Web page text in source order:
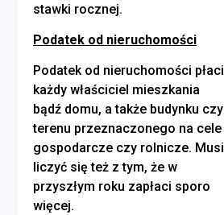
stawki rocznej.
Podatek od nieruchomości
Podatek od nieruchomości płaci
każdy właściciel mieszkania
bądź domu, a także budynku czy
terenu przeznaczonego na cele
gospodarcze czy rolnicze. Musi
liczyć się też z tym, że w
przyszłym roku zapłaci sporo
więcej.